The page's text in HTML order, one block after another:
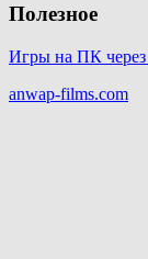
Полезное
Игры на ПК через
anwap-films.com